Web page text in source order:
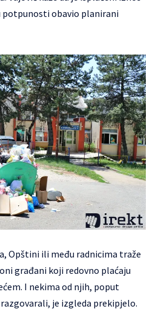
potpunosti obavio planirani
Opštini ili među radnicima traže
građani koji redovno plaćaju
I nekima od njih, poput
je izgleda prekipjelo.